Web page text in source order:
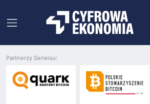
Partnerzy Serwisu: